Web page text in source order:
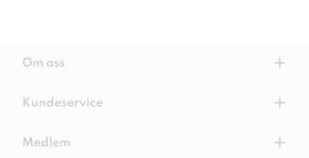
Om oss +
Kundeservice +
Medlem +